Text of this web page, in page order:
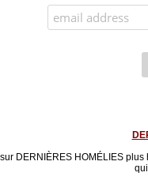
DERNIÈRES HOMÉLIES